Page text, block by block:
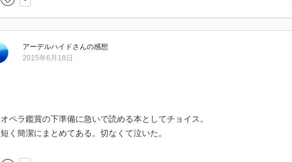
アーデルハイドさんの感想
2015年6月18日
オペラ鑑賞の下準備に急いで読める本としてチョイス。
短く簡潔にまとめてある。切なくて泣いた。